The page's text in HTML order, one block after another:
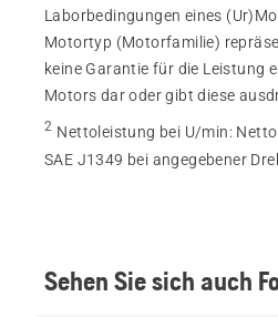
Laborbedingungen eines
Motortyp (Motorfamilie)
keine Garantie für die Leistung
Motors dar oder gibt diese
2 Nettoleistung bei U/min:
SAE J1349 bei angegebener
Sehen Sie sich auch